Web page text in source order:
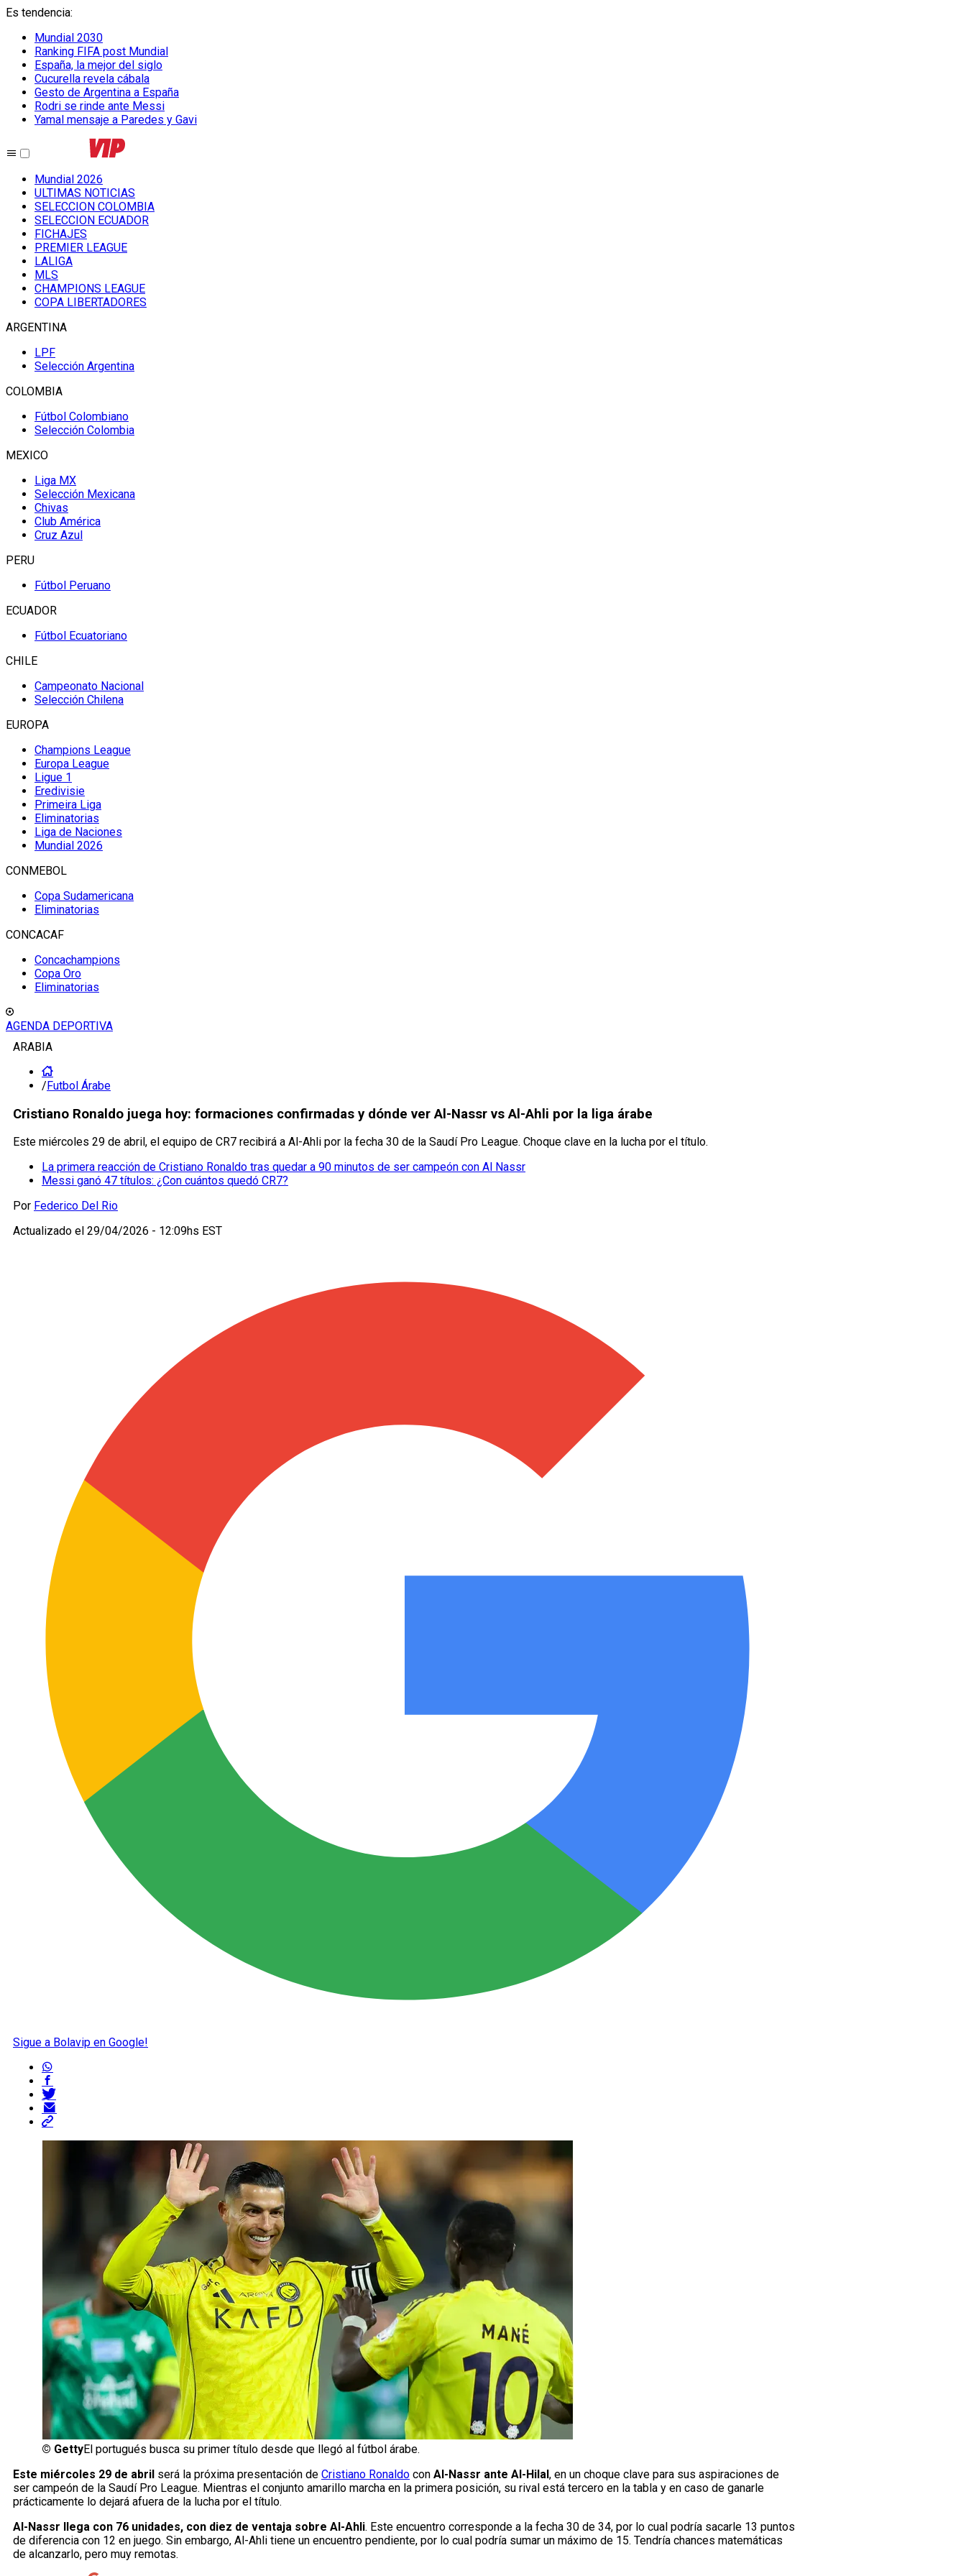
Es tendencia:
Mundial 2030
Ranking FIFA post Mundial
España, la mejor del siglo
Cucurella revela cábala
Gesto de Argentina a España
Rodri se rinde ante Messi
Yamal mensaje a Paredes y Gavi
Mundial 2026
ULTIMAS NOTICIAS
SELECCION COLOMBIA
SELECCION ECUADOR
FICHAJES
PREMIER LEAGUE
LALIGA
MLS
CHAMPIONS LEAGUE
COPA LIBERTADORES
ARGENTINA
LPF
Selección Argentina
COLOMBIA
Fútbol Colombiano
Selección Colombia
MEXICO
Liga MX
Selección Mexicana
Chivas
Club América
Cruz Azul
PERU
Fútbol Peruano
ECUADOR
Fútbol Ecuatoriano
CHILE
Campeonato Nacional
Selección Chilena
EUROPA
Champions League
Europa League
Ligue 1
Eredivisie
Primeira Liga
Eliminatorias
Liga de Naciones
Mundial 2026
CONMEBOL
Copa Sudamericana
Eliminatorias
CONCACAF
Concachampions
Copa Oro
Eliminatorias
AGENDA DEPORTIVA
ARABIA
/Futbol Árabe
Cristiano Ronaldo juega hoy: formaciones confirmadas y dónde ver Al-Nassr vs Al-Ahli por la liga árabe
Este miércoles 29 de abril, el equipo de CR7 recibirá a Al-Ahli por la fecha 30 de la Saudí Pro League. Choque clave en la lucha por el título.
La primera reacción de Cristiano Ronaldo tras quedar a 90 minutos de ser campeón con Al Nassr
Messi ganó 47 títulos: ¿Con cuántos quedó CR7?
Por Federico Del Rio
Actualizado el 29/04/2026 - 12:09hs EST
Sigue a Bolavip en Google!
© GettyEl portugués busca su primer título desde que llegó al fútbol árabe.
Este miércoles 29 de abril será la próxima presentación de Cristiano Ronaldo con Al-Nassr ante Al-Hilal , en un choque clave para sus aspiraciones de
ser campeón de la Saudí Pro League. Mientras el conjunto amarillo marcha en la primera posición, su rival está tercero en la tabla y en caso de ganarle
prácticamente lo dejará afuera de la lucha por el título.
Al-Nassr llega con 76 unidades, con diez de ventaja sobre Al-Ahli. Este encuentro corresponde a la fecha 30 de 34, por lo cual podría sacarle 13 puntos
de diferencia con 12 en juego. Sin embargo, Al-Ahli tiene un encuentro pendiente, por lo cual podría sumar un máximo de 15. Tendría chances matemáticas
de alcanzarlo, pero muy remotas.